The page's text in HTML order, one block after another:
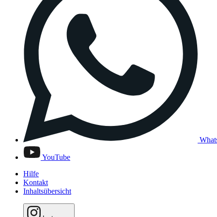
YouTube
Hilfe
Kontakt
Inhaltsübersicht